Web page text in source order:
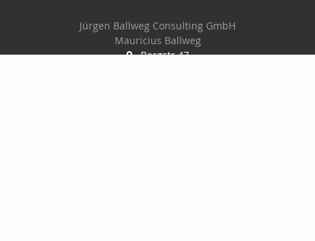
Jürgen Ballweg Consulting GmbH
Mauricius Ballweg
Bergstr.47